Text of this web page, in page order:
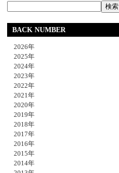
BACK NUMBER
2026年
2025年
2024年
2023年
2022年
2021年
2020年
2019年
2018年
2017年
2016年
2015年
2014年